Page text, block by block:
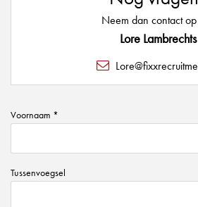
Neem dan contact
Lore Lambrechts
Voornaam *
Tussenvoegsel